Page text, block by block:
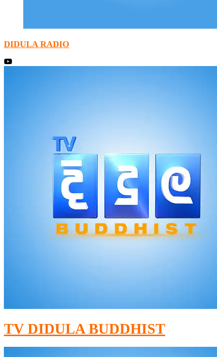
DIDULA RADIO
TV DIDULA BUDDHIST​